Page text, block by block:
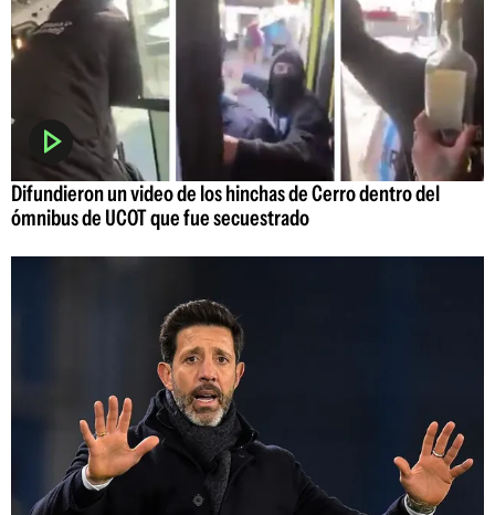
Difundieron un video de los hinchas de Cerro dentro del
ómnibus de UCOT que fue secuestrado